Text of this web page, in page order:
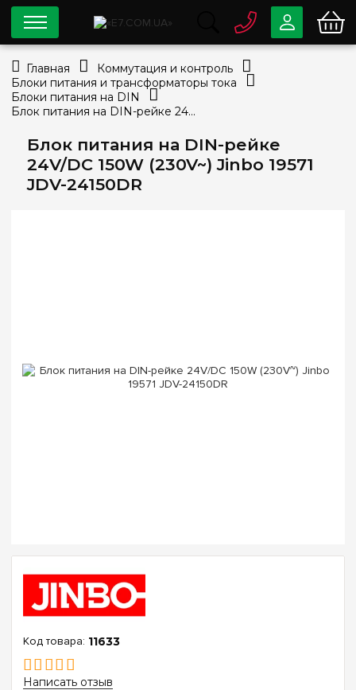
Блок питания на DIN-рейке
24V/DC 150W (230V~) Jinbo 19571
JDV-24150DR
11633
Написать отзыв
0 80033-63-07
Бесплатно
info@e7.com.ua
044
Viber Telegram
Главная
Коммутация и контроль
Блоки питания и трансформаторы тока
Блоки питания на DIN
Блок питания на DIN-рейке 24V/DC 150W (230V~) Jinbo 19571 JDV-24150DR